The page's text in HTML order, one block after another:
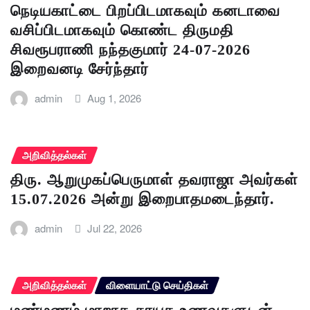
நெடியகாட்டை பிறப்பிடமாகவும் கனடாவை
வசிப்பிடமாகவும் கொண்ட திருமதி
சிவரூபராணி நந்தகுமார் 24-07-2026
இறைவனடி சேர்ந்தார்
admin Aug 1, 2026
அறிவித்தல்கள்
திரு. ஆறுமுகப்பெருமாள் தவராஜா அவர்கள்
15.07.2026 அன்று இறைபாதமடைந்தார்.
admin Jul 22, 2026
அறிவித்தல்கள் விளையாட்டு செய்திகள்